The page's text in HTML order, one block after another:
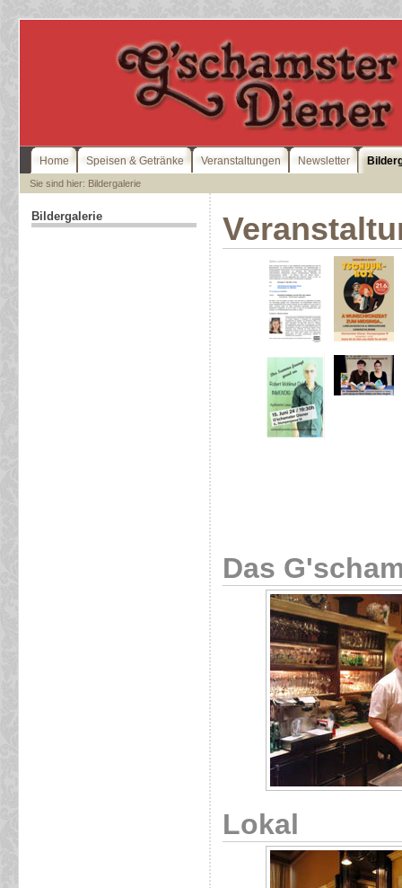
Home Speisen & Getränke Veranstaltungen Newsletter
Sie sind hier: Bildergalerie
Bildergalerie
Das
Lokal